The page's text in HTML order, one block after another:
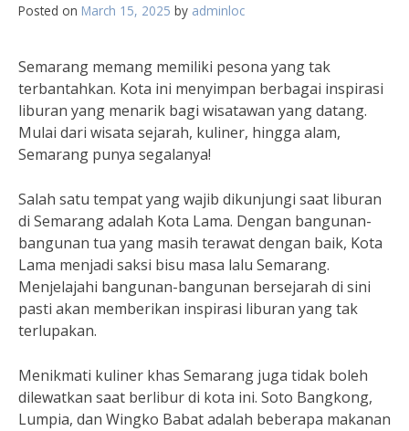
Posted on March 15, 2025 by adminloc
Semarang memang memiliki pesona yang tak
terbantahkan. Kota ini menyimpan berbagai inspirasi
liburan yang menarik bagi wisatawan yang datang.
Mulai dari wisata sejarah, kuliner, hingga alam,
Semarang punya segalanya!
Salah satu tempat yang wajib dikunjungi saat liburan
di Semarang adalah Kota Lama. Dengan bangunan-
bangunan tua yang masih terawat dengan baik, Kota
Lama menjadi saksi bisu masa lalu Semarang.
Menjelajahi bangunan-bangunan bersejarah di sini
pasti akan memberikan inspirasi liburan yang tak
terlupakan.
Menikmati kuliner khas Semarang juga tidak boleh
dilewatkan saat berlibur di kota ini. Soto Bangkong,
Lumpia, dan Wingko Babat adalah beberapa makanan